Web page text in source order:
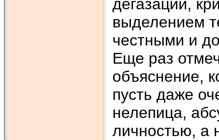
дегазации,
выделением
честными и
Еще раз
объяснение,
пусть даже
нелепица,
личностью, а